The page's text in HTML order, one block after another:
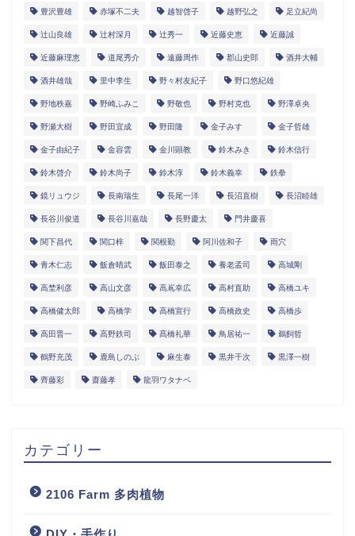
豊沢豊雄 赤塚不二夫 越智啓子 越野弘之 足立紀尚
辻山良雄 辻村深月 辻秀一 近藤史恵 近藤誠
近藤麻理恵 道尾秀介 遠藤周作 郡山史郎 酒井大輔
酒井雄哉 里中李生 野々村友紀子 野口悠紀雄
野地秩嘉 野崎ふみこ 野敬也 野村克也 野澤卓央
野瀬大樹 野田宜成 野田隆 金子みすゞ 金子哲雄
金子由紀子 金容雲 金川顕教 鈴木みき 鈴木信行
鈴木啓介 鈴木尚子 鈴木淳 鈴木義幸 鉄拳
鏡リュウジ 長南瑞生 長尾一洋 長沼直樹 長沼睦雄
長谷川俊道 長谷川嘉哉 長野慶太 門井慶喜
関下昌代 関口梓 関根勤 阿川佐和子 雨穴
青木仁志 飯倉晴武 飯田泰之 養老孟司 高城剛
高埜利彦 高山文彦 高嶌幸広 高村直助 高橋ユキ
高橋健太郎 高橋学 高橋宣行 高橋政史 高橋歩
高田晋一 高野鉄司 髙橋礼華 鳥居祐一 鵜飼哲
鶴野充茂 鹿島しのぶ 麻生泰 黒井千次 黒澤一樹
齊藤彩 齋藤孝 龍羽ワタナベ
カテゴリー
2106 Farm 多肉植物